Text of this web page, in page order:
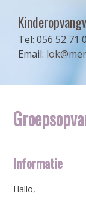
Tel: 056 52 71
Email:
Informatie
Hallo,